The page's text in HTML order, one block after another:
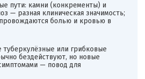
пути: камни (конкременты) и
— разная клиническая значимость;
болью и кровью в
туберкулёзные или грибковые
бездействуют, но новые
— повод для